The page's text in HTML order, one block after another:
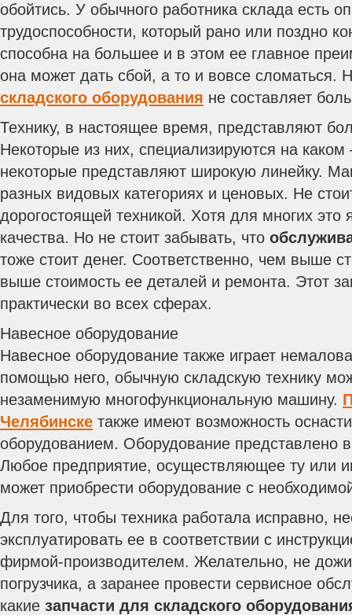
обойтись. У обычного работника склада есть
трудоспособности, который рано или поздно
способна на большее и в этом ее главное
она может дать сбой, а то и вовсе сломаться.
складского оборудования не составляет
Технику, в настоящее время, представляют
Некоторые из них, специализируются на
некоторые представляют широкую линейку.
разных видовых категориях и ценовых. Не
дорогостоящей техникой. Хотя для многих это
качества. Но не стоит забывать, что
тоже стоит денег. Соответственно, чем выше
выше стоимость ее деталей и ремонта. Этот
практически во всех сферах.
Навесное оборудование
Навесное оборудование также играет
помощью него, обычную складскую технику
незаменимую многофункциональную машину.
Челябинске также имеют возможность
оборудованием. Оборудование представлено
Любое предприятие, осуществляющее ту или
может приобрести оборудование с
Для того, чтобы техника работала исправно,
эксплуатировать ее в соответствии с
фирмой-производителем. Желательно, не
погрузчика, а заранее провести сервисное
какие запчасти для складского